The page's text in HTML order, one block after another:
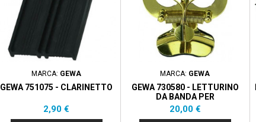
MARCA: GEWA
GEWA 751075 - CLARINETTO
Prezzo
2,90 €
MARCA: GEWA
GEWA 730580 - LETTURINO
DA BANDA PER
TROMBA/CORNETTA
Prezzo
20,00 €